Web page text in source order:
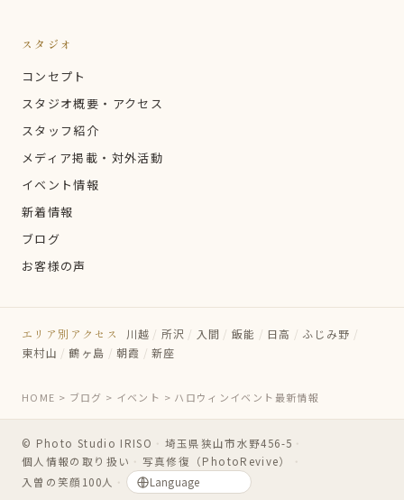
スタジオ
コンセプト
スタジオ概要・アクセス
スタッフ紹介
メディア掲載・対外活動
イベント情報
新着情報
ブログ
お客様の声
エリア別アクセス 川越 / 所沢 / 入間 / 飯能 / 日高 / ふじみ野 /
東村山 / 鶴ヶ島 / 朝霞 / 新座
HOME > ブログ > イベント > ハロウィンイベント最新情報
© Photo Studio IRISO ・ 埼玉県狭山市水野456-5 ・
個人情報の取り扱い ・ 写真修復（PhotoRevive）
・
入曽の笑顔100人 ・